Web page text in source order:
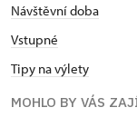
Návštěvní doba
Vstupné
Tipy na výlety
MOHLO BY VÁS